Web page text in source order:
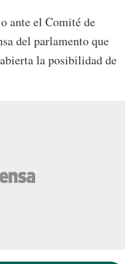
ante el Comité de
del parlamento que
la posibilidad de